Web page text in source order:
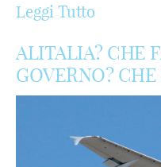
Leggi Tutto
ALITALIA? CHE
GOVERNO?